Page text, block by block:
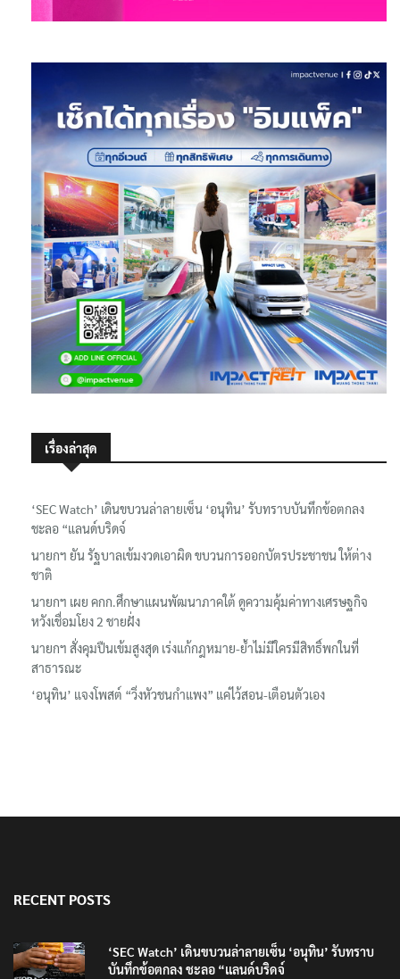
เรื่องล่าสุด
‘SEC Watch’ เดินขบวนล่าลายเซ็น ‘อนุทิน’ รับทราบบันทึกข้อตกลง
ชะลอ “แลนด์บริดจ์
นายกฯ ยัน รัฐบาลเข้มงวดเอาผิด ขบวนการออกบัตรประชาชน ให้ต่าง
ชาติ
นายกฯ เผย คกก.ศึกษาแผนพัฒนาภาคใต้ ดูความคุ้มค่าทางเศรษฐกิจ
หวังเชื่อมโยง 2 ชายฝั่ง
นายกฯ สั่งคุมปืนเข้มสูงสุด เร่งแก้กฎหมาย-ย้ำไม่มีใครมีสิทธิ์พกในที่
สาธารณะ
‘อนุทิน’ แจงโพสต์ “วิ่งหัวชนกำแพง” แค่ไว้สอน-เตือนตัวเอง
RECENT POSTS
‘SEC Watch’ เดินขบวนล่าลายเซ็น ‘อนุทิน’ รับทราบ
บันทึกข้อตกลง ชะลอ “แลนด์บริดจ์